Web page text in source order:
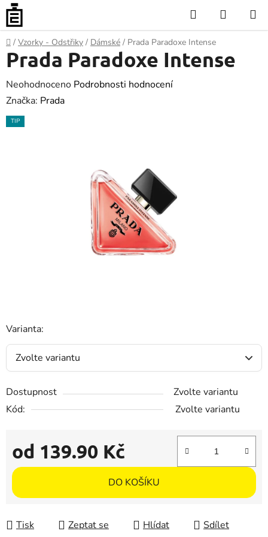
Přejít
obsah
Hledat
KOŠÍK
Domů
/ Vzorky - Odstřiky / Dámské / Prada Paradoxe Intense
Varianta:
Dostupnost
Zvolte variantu
Kód:
Zvolte variantu
od 139.90 Kč
Měrná cena:
DO KOŠÍKU
Tisk Zeptat se Hlídat Sdílet
Prada Paradoxe Intense
Průměrné
hodnocení
produktu
Neohodnoceno Podrobnosti hodnocení
Značka: Prada
TIP